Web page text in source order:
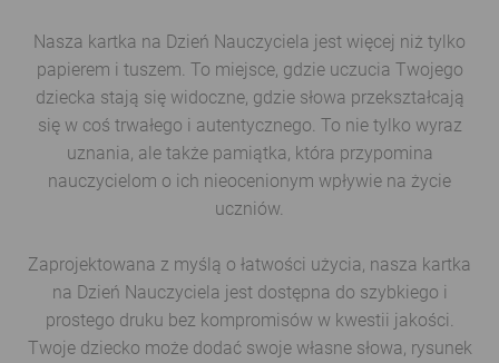
Nasza kartka na Dzień Nauczyciela jest więcej niż tylko
papierem i tuszem. To miejsce, gdzie uczucia Twojego
dziecka stają się widoczne, gdzie słowa przekształcają
się w coś trwałego i autentycznego. To nie tylko wyraz
uznania, ale także pamiątka, która przypomina
nauczycielom o ich nieocenionym wpływie na życie
uczniów.
Zaprojektowana z myślą o łatwości użycia, nasza kartka
na Dzień Nauczyciela jest dostępna do szybkiego i
prostego druku bez kompromisów w kwestii jakości.
Twoje dziecko może dodać swoje własne słowa, rysunek